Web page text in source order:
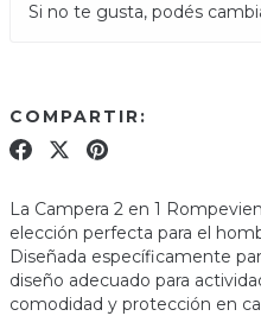
Si no te gusta, podés
COMPARTIR:
La Campera 2 en 1
elección perfecta para el
Diseñada específicamente
diseño adecuado para
comodidad y protección en